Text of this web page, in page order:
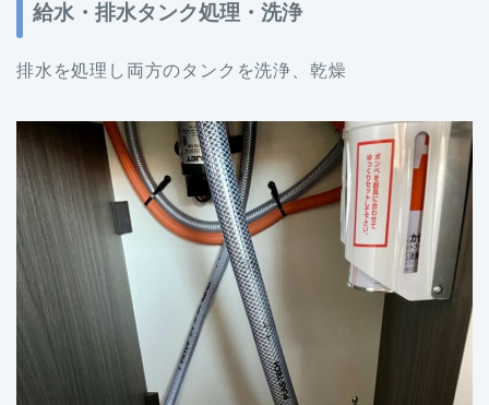
給水・排水タンク処理・洗浄
排水を処理し両方のタンクを洗浄、乾燥